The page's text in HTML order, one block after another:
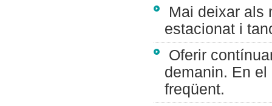
Mai deixar als
estacionat i
Oferir
demanin. En
freqüent.